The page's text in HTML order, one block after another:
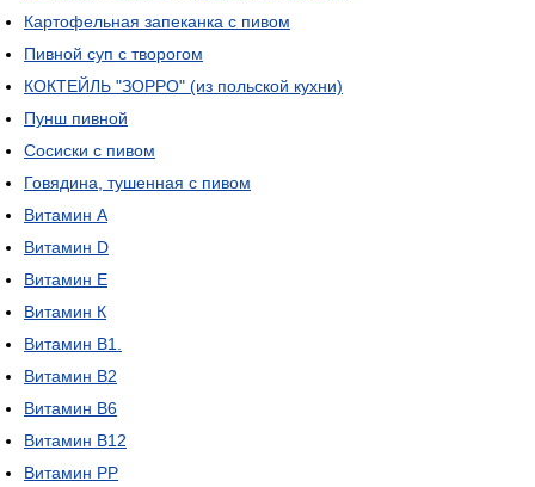
Картофельная запеканка с пивом
Пивной суп с творогом
КОКТЕЙЛЬ "ЗОРРО" (из польской кухни)
Пунш пивной
Сосиски с пивом
Говядина, тушенная с пивом
Витамин А
Витамин D
Витамин Е
Витамин К
Витамин В1.
Витамин В2
Витамин В6
Витамин В12
Витамин РР